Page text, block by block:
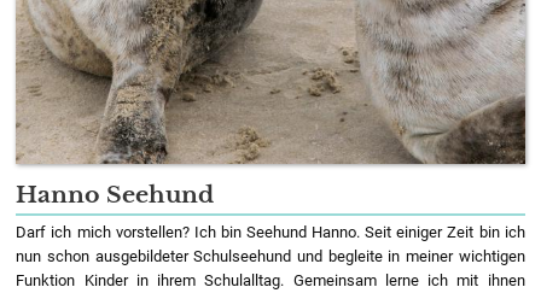
Hanno Seehund
Darf ich mich vorstellen? Ich bin Seehund Hanno. Seit einiger Zeit bin ich
nun schon ausgebildeter Schulseehund und begleite in meiner wichtigen
Funktion Kinder in ihrem Schulalltag. Gemeinsam lerne ich mit ihnen